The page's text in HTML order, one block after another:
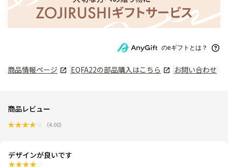
のeギフトとは？
商品情報ページ EQFA22の部品購入はこちら お問い合わせ
商品レビュー
★★★★ （4.00）
デザインが良いです
★★★★